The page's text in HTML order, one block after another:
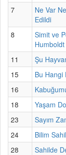
7
Ne Var
Edildi
8
Simit ve
Humboldt
11
Şu
15
Bu Hangi
16
18
Yaşam
23
Sayım
24
Bilim
28
Sahilde